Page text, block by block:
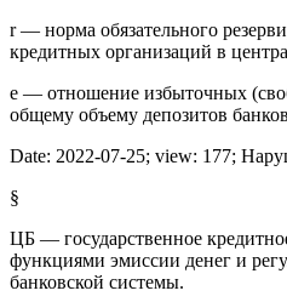
r — норма обязательного
кредитных организаций в
e — отношение избыточных
общему объему депозитов
Date: 2022-07-25; view: 177;
§
ЦБ — государственное
функциями эмиссии денег и
банковской системы.